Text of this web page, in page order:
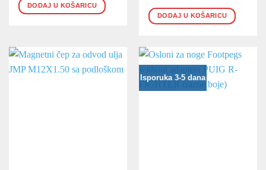
DODAJ U KOŠARICU
DODAJ U KOŠARICU
Isporuka 3-5 dana